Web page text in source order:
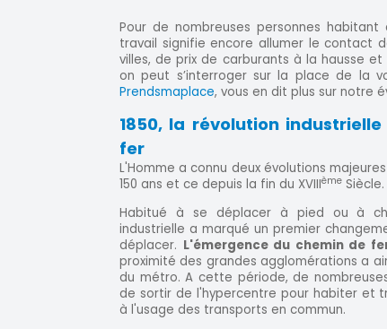
Pour de nombreuses personnes
travail signifie encore allumer le contact
villes, de prix de carburants à la hausse
on peut s’interroger sur la place de la
Prendsmaplace, vous en dit plus sur notre
1850, la révolution
fer
L'Homme a connu deux évolutions
150 ans et ce depuis la fin du XVIIIème Siècle.
Habitué à se déplacer à pied ou à
industrielle a marqué un premier
déplacer. L'émergence du chemin de
proximité des grandes agglomérations a
du métro. A cette période, de
de sortir de l'hypercentre pour habiter et
à l'usage des transports en commun.